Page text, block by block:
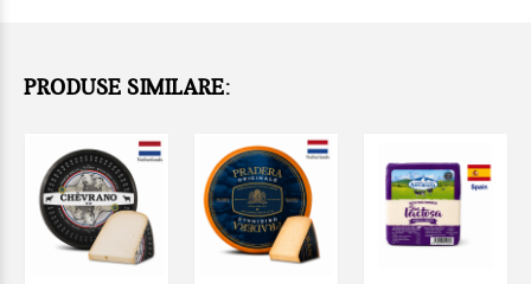
PRODUSE SIMILARE: